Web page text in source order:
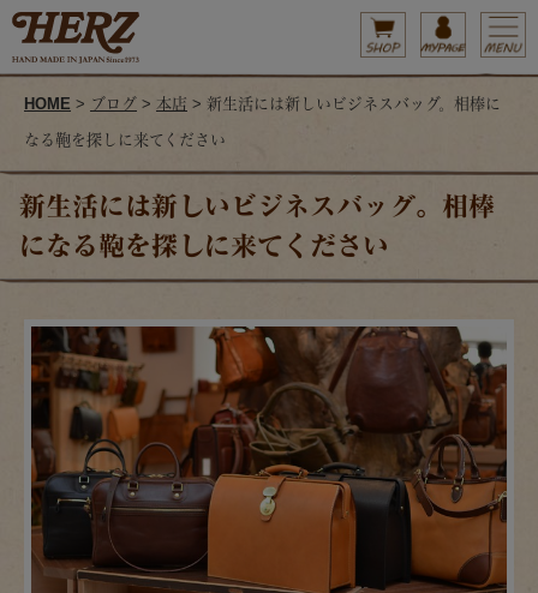
HOME > ブログ > 本店 > 新生活には新しいビジネスバッグ。相棒に
なる鞄を探しに来てください
新生活には新しいビジネスバッグ。相棒
になる鞄を探しに来てください